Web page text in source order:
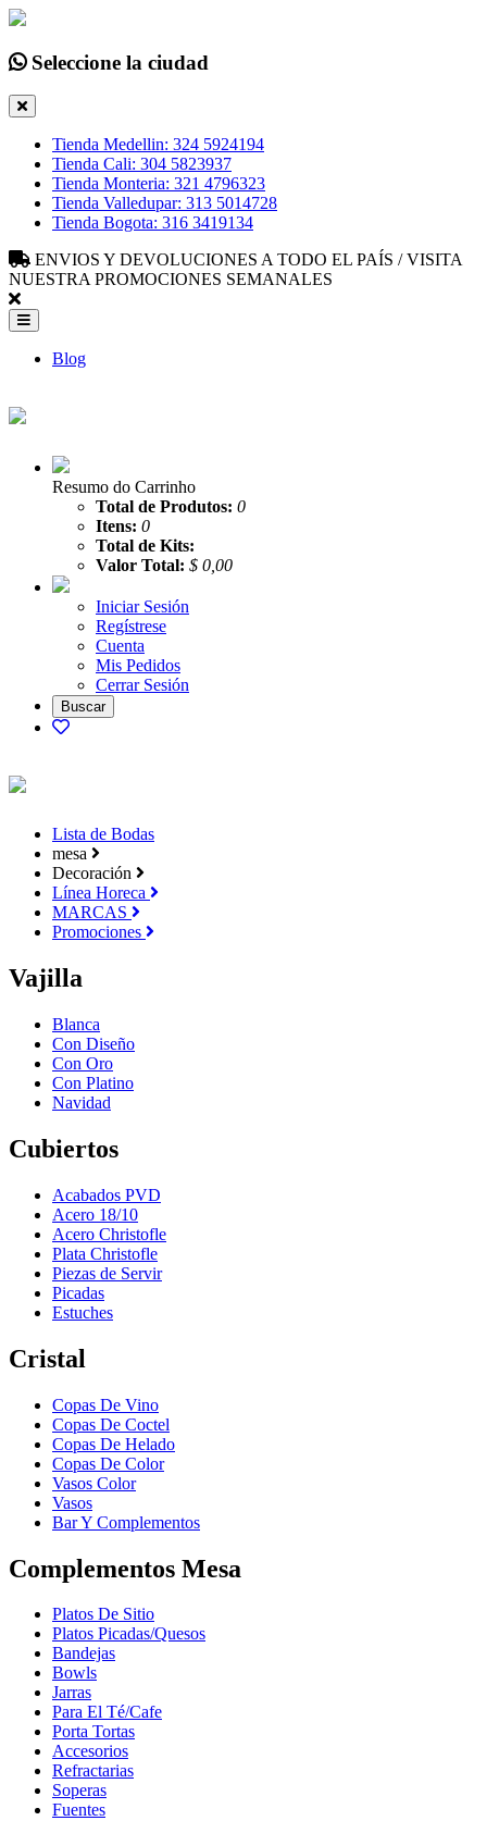
Seleccione la ciudad
Tienda Medellin: 324 5924194
Tienda Cali: 304 5823937
Tienda Monteria: 321 4796323
Tienda Valledupar: 313 5014728
Tienda Bogota: 316 3419134
ENVIOS Y DEVOLUCIONES A TODO EL PAÍS / VISITA
NUESTRA PROMOCIONES SEMANALES
Blog
Resumo do Carrinho
Total de Produtos: 0
Itens: 0
Total de Kits:
Valor Total: $ 0,00
Iniciar Sesión
Regístrese
Cuenta
Mis Pedidos
Cerrar Sesión
Lista de Bodas
mesa
Decoración
Línea Horeca
MARCAS
Promociones
Vajilla
Blanca
Con Diseño
Con Oro
Con Platino
Navidad
Cubiertos
Acabados PVD
Acero 18/10
Acero Christofle
Plata Christofle
Piezas de Servir
Picadas
Estuches
Cristal
Copas De Vino
Copas De Coctel
Copas De Helado
Copas De Color
Vasos Color
Vasos
Bar Y Complementos
Complementos Mesa
Platos De Sitio
Platos Picadas/Quesos
Bandejas
Bowls
Jarras
Para El Té/Cafe
Porta Tortas
Accesorios
Refractarias
Soperas
Fuentes